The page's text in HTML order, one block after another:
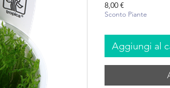
8,00 €
Sconto Piante
Aggiungi al